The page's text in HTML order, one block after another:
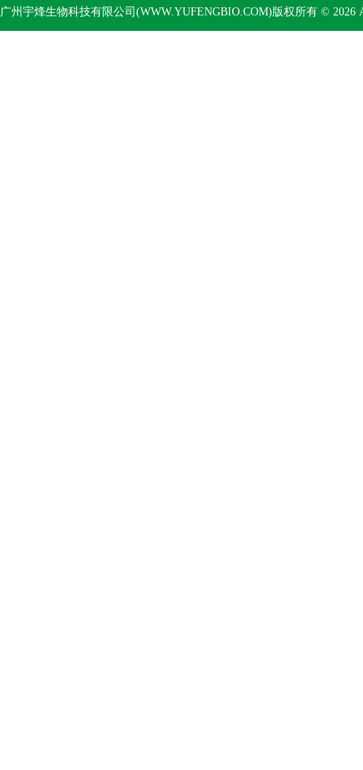
广州宇烽生物科技有限公司(WWW.YUFENGBIO.COM)版权所有 © 2026